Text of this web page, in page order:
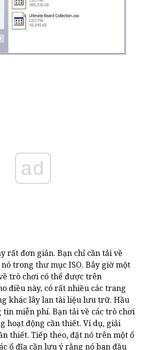
ad
rất đơn giản. Bạn chỉ cần tải về
trong thư mục ISO. Bây giờ một
trò chơi có thể được trên
điều này, có rất nhiều các trang
khác lây lan tài liệu lưu trữ. Hầu
tin miễn phí. Bạn tải về các trò chơi
hoạt động cần thiết. Ví dụ, giải
thiết. Tiếp theo, đặt nó trên một ổ
ổ đĩa cần lưu ý rằng nó ban đầu